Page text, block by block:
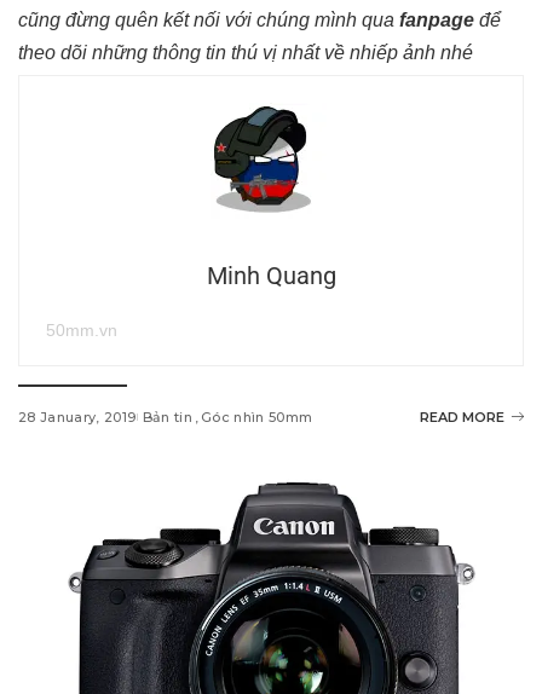
cũng đừng quên kết nối với chúng mình qua fanpage để
theo dõi những thông tin thú vị nhất về nhiếp ảnh nhé
Minh Quang
50mm.vn
28 January, 2019 Bản tin Góc nhìn 50mm READ MORE